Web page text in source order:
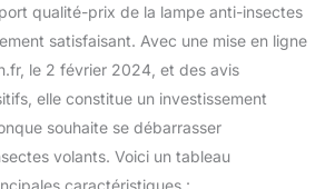
fabriquée en acier
galvanisé à haute
résistance, tandis que
l'ensemble du boîtier est
ignifuge de classe V0,
offrant une excellente
résistance aux
qualité-prix de la lampe anti-insectes
satisfaisant. Avec une mise en ligne
le 2 février 2024, et des avis
elle constitue un investissement
souhaite se débarrasser
volants. Voici un tableau
caractéristiques :